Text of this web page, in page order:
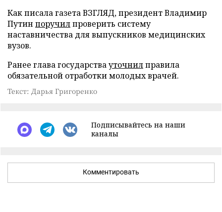
Как писала газета ВЗГЛЯД, президент Владимир
Путин поручилпроверить систему
наставничества для выпускников медицинских
вузов.
Ранее глава государствауточнилправила
обязательной отработки молодых врачей.
Текст: Дарья Григоренко
Подписывайтесь на наши
каналы
Комментировать